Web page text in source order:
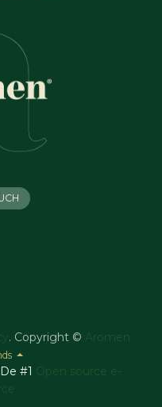
. Copyright © Aromen
#1 Open source e-